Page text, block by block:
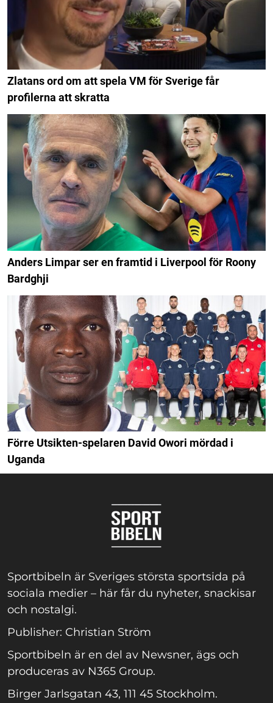
Zlatans ord om att spela VM för Sverige får
profilerna att skratta
Anders Limpar ser en framtid i Liverpool för Roony
Bardghji
Förre Utsikten-spelaren David Owori mördad i
Uganda
Sportbibeln är Sveriges största sportsida på
sociala medier – här får du nyheter, snackisar
och nostalgi.
Publisher: Christian Ström
Sportbibeln är en del av Newsner, ägs och
produceras av N365 Group.
Birger Jarlsgatan 43, 111 45 Stockholm.